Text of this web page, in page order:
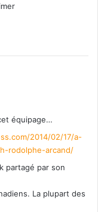
équipage…
2014/02/17/a-
rodolphe-arcand/
partagé par son
La plupart des